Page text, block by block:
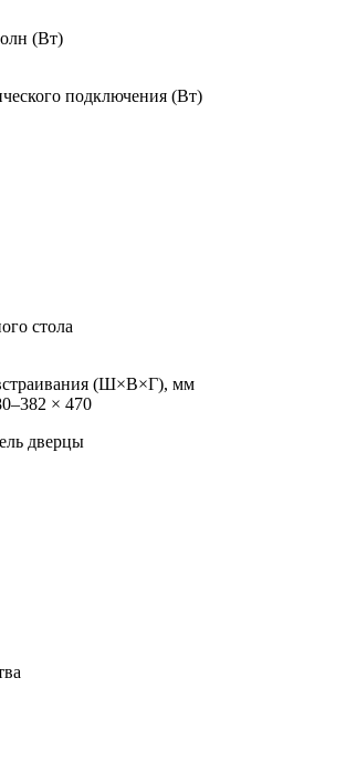
(Вт)
подключения (Вт)
стола
(Ш×В×Г), мм
× 470
дверцы